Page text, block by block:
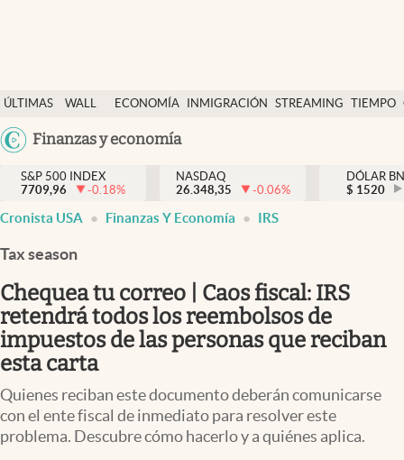
ÚLTIMAS
NOTICIAS
WALL
DÓLAR
ECONOMÍA INMIGRACIÓN STREAMING TIEMPO
México
Finanzas y economía
Finanzas y economía
Wall Street y dólar
Inmigración
Espiritual
Streaming
Lifestyle
S&P 500 INDEX
7709,96
-0.18%
NASDAQ
26.348,35
-0.06%
DÓLAR
$ 1520
Cronista USA Finanzas Y Economía IRS
Tax season
Chequea tu correo | Caos fiscal: IRS
retendrá todos los reembolsos de
impuestos de las personas que reciban
esta carta
Quienes reciban este documento deberán comunicarse
con el ente fiscal de inmediato para resolver este
problema. Descubre cómo hacerlo y a quiénes aplica.